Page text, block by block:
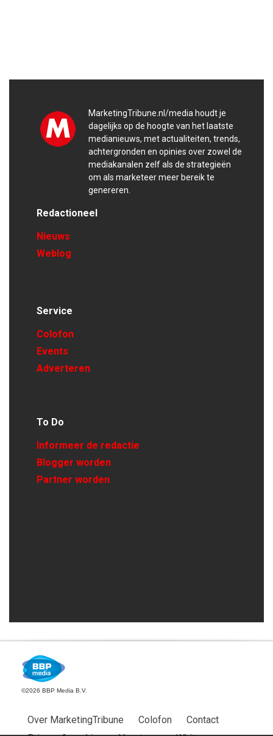
MarketingTribune.nl/media houdt je
dagelijks op de hoogte van het laatste
medianieuws, met actualiteiten, trends,
achtergronden en opinies over zowel de
mediakanalen zelf als de strategieën
om als marketeer meer bereik te
genereren.
Redactioneel
Nieuws
Weblog
Service
Colofon
Events
Adverteren
To Do
Informeer de redactie
Blogger worden
Partner worden
©2026 BBP Media B.V.
Over MarketingTribune Colofon
Contact